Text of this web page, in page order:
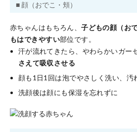
■ 顔（おでこ・頬）
赤ちゃんはもちろん、子どもの顔（お
もはできやすい部位です。
汗が流れてきたら、やわらかいガー
さえて吸収させる
顔も1日1回は泡でやさしく洗い、汚
洗顔後は顔にも保湿を忘れずに